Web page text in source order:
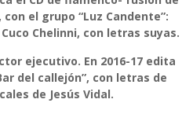
el grupo “Luz Candente”:
Chelinni, con letras suyas.
ejecutivo. En 2016-17 edita
del callejón”, con letras de
de Jesús Vidal.